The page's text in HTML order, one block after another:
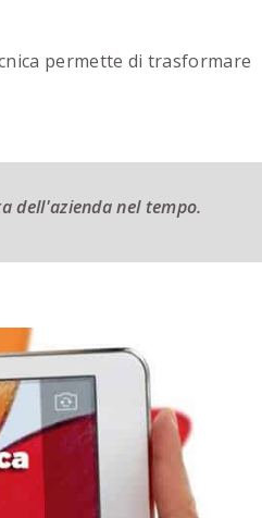
permette di trasformare
dell'azienda nel tempo.